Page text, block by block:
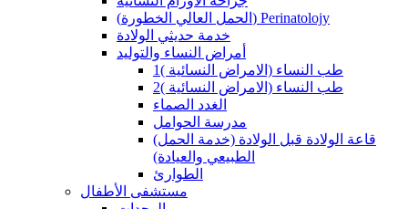
(الحمل العالي الخطورة) Perinatolojy
خدمة حديثي الولادة
أمراض النساء والتوليد
طب النساء (الامراض النسائية )1
طب النساء (الامراض النسائية )2
الغدد الصماء
مدرسة الحوامل
(قاعة الولادة قبل الولادة (خدمة الحمل
الطبيعي والعيادة)
الطوارئ
مستشفى الأطفال